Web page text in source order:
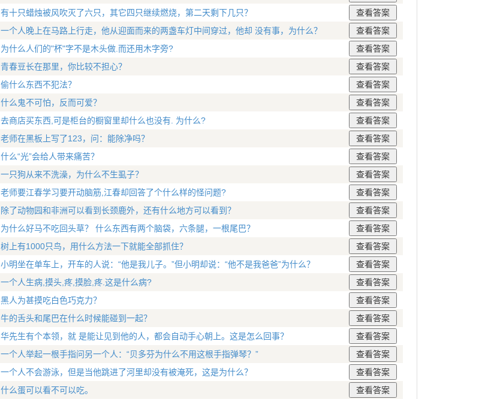
有十只蜡烛被风吹灭了六只，其它四只继续燃烧，第二天剩下几只？
一个人晚上在马路上行走，他从迎面而来的两盏车灯中间穿过，他却 没有事，为什么？
为什么人们的"杯"字不是木头做.而还用木字旁?
青春豆长在那里，你比较不担心？
偷什么东西不犯法？
什么鬼不可怕，反而可爱？
去商店买东西,可是柜台的橱窗里却什么也没有. 为什么?
老师在黑板上写了123，问：能除净吗？
什么“光”会给人带来痛苦？
一只狗从来不洗澡，为什么不生虱子？
老师要江春学习要开动脑筋,江春却回答了个什么样的怪问题?
除了动物园和非洲可以看到长颈鹿外，还有什么地方可以看到？
为什么好马不吃回头草？ 什么东西有两个脑袋，六条腿，一根尾巴？
树上有1000只鸟，用什么方法一下就能全部抓住？
小明坐在单车上，开车的人说：“他是我儿子。”但小明却说：“他不是我爸爸”为什么？
一个人生病,摸头,疼,摸脸,疼.这是什么病?
黑人为甚摸吃白色巧克力？
牛的舌头和尾巴在什么时候能碰到一起？
华先生有个本领，就 是能让见到他的人，都会自动手心朝上。这是怎么回事？
一个人举起一根手指问另一个人：“贝多芬为什么不用这根手指弹琴？”
一个人不会游泳，但是当他跳进了河里却没有被淹死，这是为什么？
什么蛋可以看不可以吃。